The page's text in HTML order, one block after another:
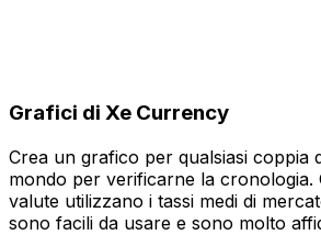
Grafici di Xe Currency
Crea un grafico per qualsiasi coppia
mondo per verificarne la cronologia.
valute utilizzano i tassi medi di
sono facili da usare e sono molto